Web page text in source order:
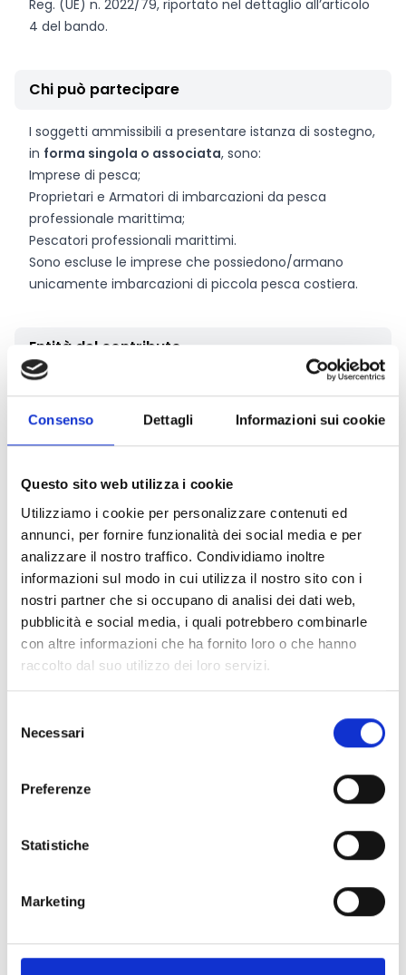
Consenso Dettagli Informazioni sui cookie
Questo sito web utilizza i cookie
Utilizziamo i cookie per personalizzare contenuti ed
annunci, per fornire funzionalità dei social media e per
analizzare il nostro traffico. Condividiamo inoltre
informazioni sul modo in cui utilizza il nostro sito con i
nostri partner che si occupano di analisi dei dati web,
pubblicità e social media, i quali potrebbero combinarle
con altre informazioni che ha fornito loro o che hanno
raccolto dal suo utilizzo dei loro servizi.
delNecessari
Preferenze
Statistiche
Marketing
Reg. (UE) n. 2022/79, riportato nel dettaglio all’articolo
4 del bando.
Chi può partecipare
I soggetti ammissibili a presentare istanza di sostegno,
in forma singola o associata, sono:
Imprese di pesca;
Proprietari e Armatori di imbarcazioni da pesca
professionale marittima;
Pescatori professionali marittimi.
Sono escluse le imprese che possiedono/armano
unicamente imbarcazioni di piccola pesca costiera.
Entità del contributo
200.000 Euro
Non saranno ammissibili iniziative progettuali con
L’aliquota massima specifica di intensità di aiuto per le
al100%della spesa ammissibile.
Link e Documenti
Pagina web per formulari e documenti
Bando
Si consiglia di consultare regolarmente il sito web
ufficiale del bando per gli aggiornamenti e le
Consigli degli esperti
possiamo imputare nel budget di progetto. Si
art. 9, pag. 19 e ss. del bando).
criteri
proposte progettuali. La lettura preliminare dei